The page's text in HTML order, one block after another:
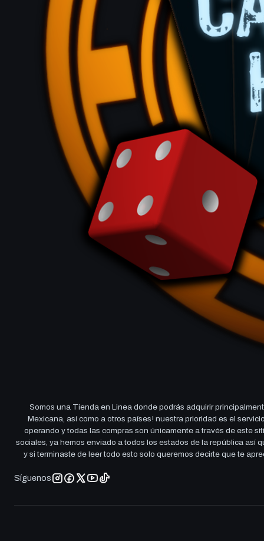
Somos una Tienda en Linea donde podrás adquirir
Mexicana, así como a otros países! nuestra prioridad es el
operando y todas las compras son únicamente a través de este
sociales, ya hemos enviado a todos los estados de la república así
y si terminaste de leer todo esto solo queremos decirte que te
Síguenos